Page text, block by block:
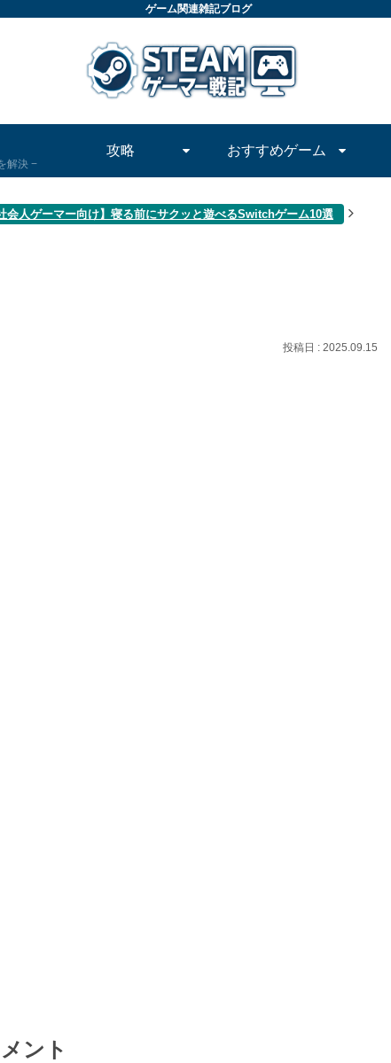
ゲーム関連雑記ブログ
解決
攻略 おすすめゲーム
会人ゲーマー向け】寝る前にサクッと遊べるSwitchゲーム10選
2025.09.15
ント